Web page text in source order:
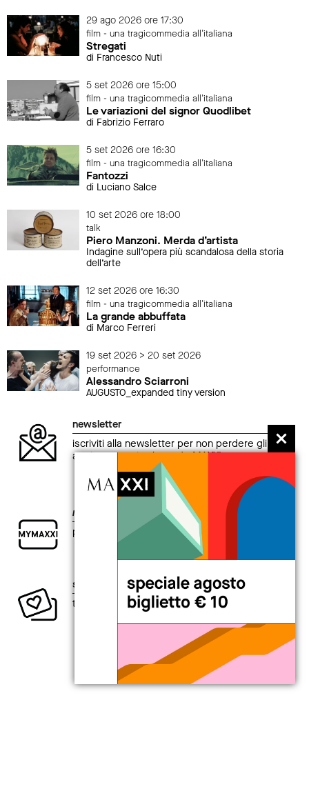
29 ago 2026 ore 17:30
film - una tragicommedia all'italiana
Stregati
di Francesco Nuti
5 set 2026 ore 15:00
film - una tragicommedia all'italiana
Le variazioni del signor Quodlibet
di Fabrizio Ferraro
5 set 2026 ore 16:30
film - una tragicommedia all'italiana
Fantozzi
di Luciano Salce
10 set 2026 ore 18:00
talk
Piero Manzoni. Merda d’artista
Indagine sull’opera più scandalosa della storia
dell’arte
12 set 2026 ore 16:30
film - una tragicommedia all'italiana
La grande abbuffata
di Marco Ferreri
19 set 2026 > 20 set 2026
performance
Alessandro Sciarroni
AUGUSTO_expanded tiny version
newsletter
iscriviti alla newsletter per non perdere gli
aggiornamenti sul mondo MAXXI
my
per chi è curioso di esplorare il presente.
sostieni la creatività contemporanea
ti aspetta un intero anno di vantaggi.